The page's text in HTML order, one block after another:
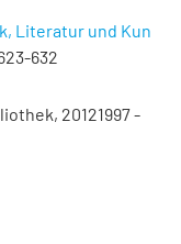
Literatur und Kun
632
20121997 -